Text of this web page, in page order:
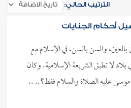
الترتيب الحالي:
أحكام الجنايات
والسن بالسن، في الإسلام مع
لا تطبق الشريعة الإسلامية. وكان
موسى عليه الصلاة والسلام فقط؟.. ..